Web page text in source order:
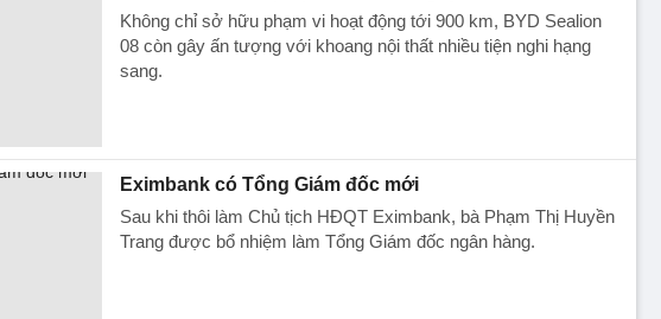
Không chỉ sở hữu phạm vi hoạt động tới 900 km, BYD Sealion
08 còn gây ấn tượng với khoang nội thất nhiều tiện nghi hạng
sang.
Eximbank có Tổng Giám đốc mới
Sau khi thôi làm Chủ tịch HĐQT Eximbank, bà Phạm Thị Huyền
Trang được bổ nhiệm làm Tổng Giám đốc ngân hàng.